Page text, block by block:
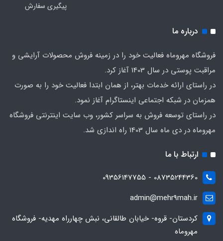
پیگیری سفارش
درباره ما
فروشگاه مهروماه فعالیت خود را در زمینه فروش محصولات آرایشی و
مراقبت پوستی در سال 1403 آغاز کرد.
در راستای ارائه خدمات بهتر، از همان ابتدا فعالیت خود را به صورت
همزمان در شبکه اجتماعی اینستاگرام آغاز نمود.
در راستای توسعه فروش به سراسر کشور، وب سایت اینترنتی فروشگاه
مهروماه در دی ماه سال 1403 راه اندازی شد.
ارتباط با ما
08735244360 - 09356147755
admin@mehr9mah.ir
کردستان- قروه- خیابان طالقانی، نبش چهارراه مهدیه- فروشگاه
مهروماه